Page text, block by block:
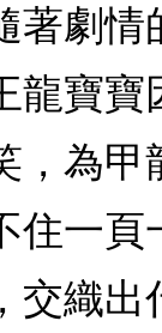
著劇
龍寶
，為
住一
交織